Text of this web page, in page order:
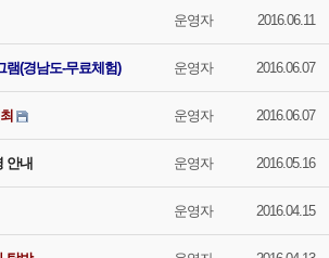
운영자 2016.06.11
램(경남도-무료체험) 운영자 2016.06.07
운영자 2016.06.07
안내 운영자 2016.05.16
운영자 2016.04.15